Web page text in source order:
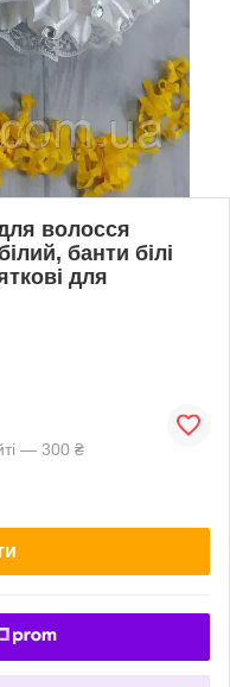
волосся
банти білі
для
— 300 ₴